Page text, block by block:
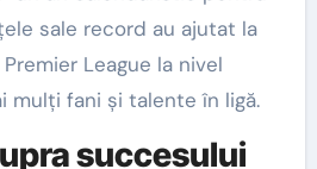
sale record au ajutat la
League la nivel
mulți fani și talente în ligă.
succesului